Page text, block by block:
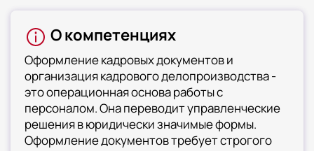
составите штатное расписание и структуру
компании, будете издавать распорядительные
документы по всем стандартам, сформируете
базу типовых писем и ответов на запросы, будете
вести деловую переписку на высоком
профессиональном уровне, сможете
администрировать весь кадровый
документооборот, установите четкие правила
О компетенциях
Оформление кадровых документов и
организация кадрового делопроизводства -
это операционная основа работы с
персоналом. Она переводит управленческие
решения в юридически значимые формы.
Оформление документов требует строгого